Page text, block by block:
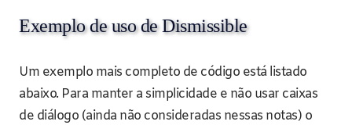
Exemplo de uso de Dismissible
Um exemplo mais completo de código está listado
abaixo. Para manter a simplicidade e não usar caixas
de diálogo (ainda não consideradas nessas notas) o